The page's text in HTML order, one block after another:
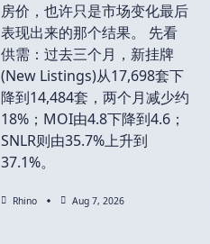
房价，也许只是市场变化最后
表现出来的那个结果。 先看
供需：过去三个月，新挂牌
(New Listings)从17,698套下
降到14,484套，两个月减少约
18%；MOI由4.8下降到4.6；
SNLR则由35.7%上升到
37.1%。
Rhino Aug 7, 2026